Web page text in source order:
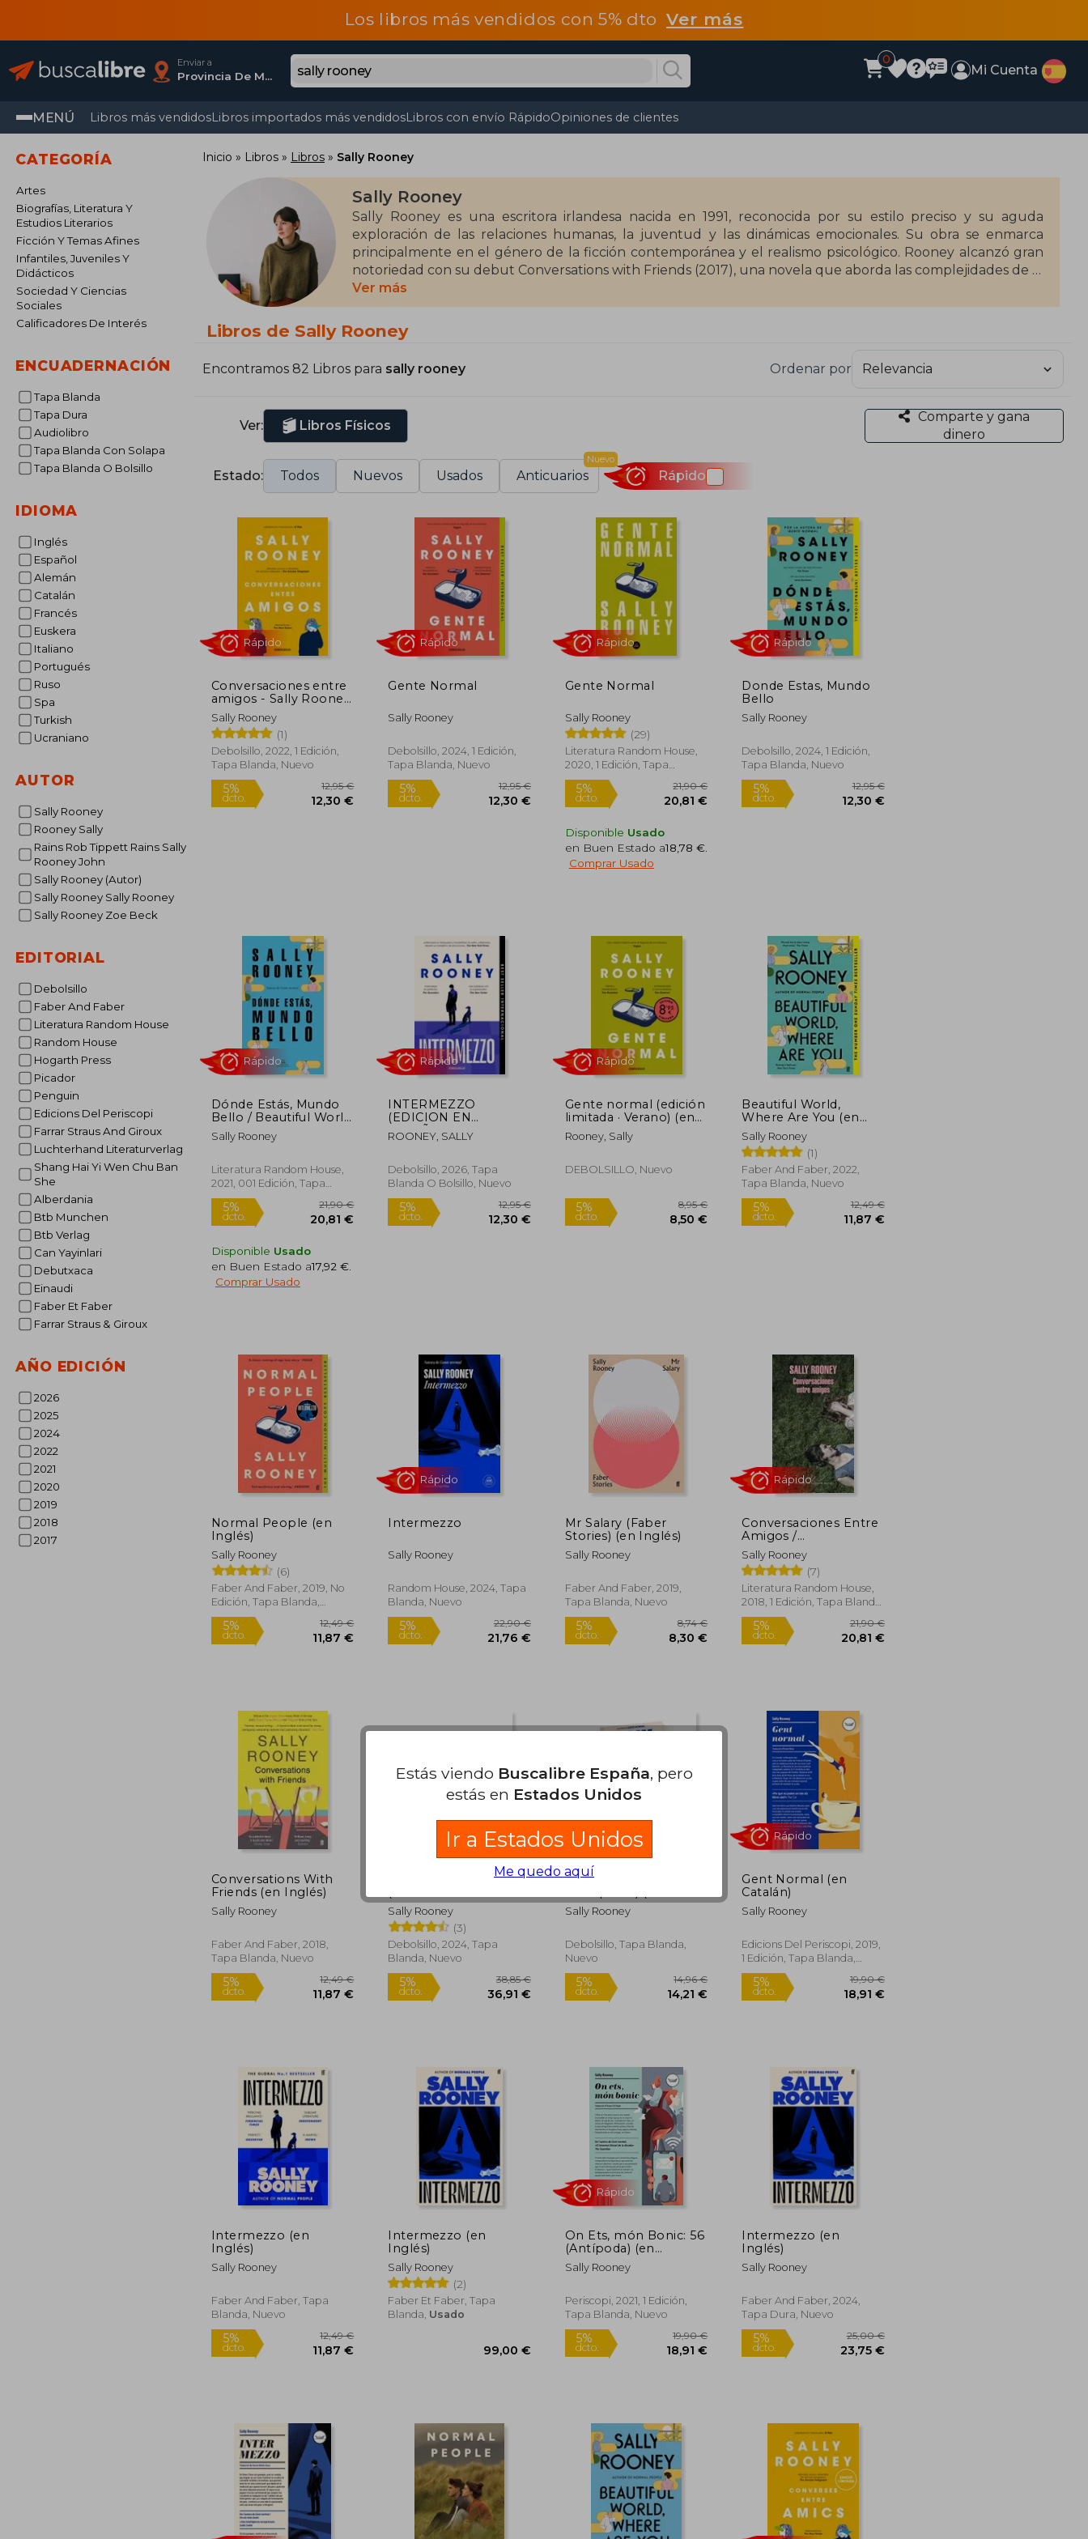
Los libros más vendidos con 5% dtoVer más
Enviar a
Provincia De Madrid
0
Mi Cuenta
MENÚ Libros más vendidosLibros importados más vendidosLibros con envío RápidoOpiniones de clientes
CATEGORÍA
Artes
Biografías, Literatura Y
Estudios Literarios
Ficción Y Temas Afines
Infantiles, Juveniles Y
Didácticos
Sociedad Y Ciencias
Sociales
Calificadores De Interés
ENCUADERNACIÓN
Tapa Blanda
Tapa Dura
Audiolibro
Tapa Blanda Con Solapa
Tapa Blanda O Bolsillo
IDIOMA
Inglés
Español
Alemán
Catalán
Francés
Euskera
Italiano
Portugués
Ruso
Spa
Turkish
Ucraniano
AUTOR
Sally Rooney
Rooney Sally
Rains Rob Tippett Rains Sally
Rooney John
Sally Rooney (Autor)
Sally Rooney Sally Rooney
Sally Rooney Zoe Beck
EDITORIAL
Debolsillo
Faber And Faber
Literatura Random House
Random House
Hogarth Press
Picador
Penguin
Edicions Del Periscopi
Farrar Straus And Giroux
Luchterhand Literaturverlag
Shang Hai Yi Wen Chu Ban
She
Alberdania
Btb Munchen
Btb Verlag
Can Yayinlari
Debutxaca
Einaudi
Faber Et Faber
Farrar Straus & Giroux
AÑO EDICIÓN
2026
2025
2024
2022
2021
2020
2019
2018
2017
Inicio Libros Libros Sally Rooney
Sally Rooney
Sally Rooney es una escritora irlandesa nacida en 1991, reconocida por su estilo preciso y su aguda
exploración de las relaciones humanas, la juventud y las dinámicas emocionales. Su obra se enmarca
principalmente en el género de la ficción contemporánea y el realismo psicológico. Rooney alcanzó gran
notoriedad con su debut Conversations with Friends (2017), una novela que aborda las complejidades de la
amistad y el amor.
Año y siendo adaptado a una exitosa serie de televisión. En 2021 publicó Beautiful World, Where Are You,
continuando con su estilo introspectivo y personajes profundos. Rooney ha sido aclamada por su
capacidad para capturar la naturaleza de las relaciones modernas, convirtiéndola en una de las voces más
Ver más
Libros de Sally Rooney
Encontramos 82 Libros para sally rooney Ordenar por
Ver: Libros Físicos
Comparte y gana
dinero
Estado: Todos Nuevos Usados Anticuarios
Nuevo
Rápido
Conversaciones entre
amigos - Sally Rooney
- Libro Físico
Sally Rooney
(1)
Debolsillo, 2022, 1 Edición,
Tapa Blanda, Nuevo
Rápido
Gente Normal
Sally Rooney
Debolsillo, 2024, 1 Edición,
Tapa Blanda, Nuevo
12,95 €
Gente Normal
Sally Rooney
(29)
Literatura Random House,
2020, 1 Edición, Tapa
Blanda, Nuevo
Disponible Usado
en Buen Estado a18,78 €.
Comprar Usado
Donde Estas, Mundo
Bello
Sally Rooney
Debolsillo, 2024, 1 Edición,
Tapa Blanda, Nuevo
Dónde Estás, Mundo
Bello / Beautiful World,
Where Are You
Sally Rooney
Literatura Random House,
2021, 001 Edición, Tapa
Blanda, Nuevo
dcto.
Rápido
Disponible Usado
en Buen Estado a17,92 €
Comprar Usado
INTERMEZZO
(EDICION EN
ESPAÑOL)
ROONEY, SALLY
Debolsillo, 2026, Tapa
Blanda O Bolsillo, Nuevo
dcto. 12,30 €
Rápido
Gente normal (edición
limitada · Verano) (en
spa)
Rooney, Sally
DEBOLSILLO, Nuevo
dcto. 8,50 €
Beautiful World,
Where Are You (en
Inglés)
Sally Rooney
(1)
Faber And Faber, 2022,
Tapa Blanda, Nuevo
dcto.
Normal People (en
Inglés)
Sally Rooney
(6)
Faber And Faber, 2019, No
Edición, Tapa Blanda,
Nuevo
5%
dcto.
Intermezzo
Sally Rooney
Random House, 2024, Tapa
Blanda, Nuevo
22,90 €
21,76 €
Rápido
Mr Salary (Faber
Stories) (en Inglés)
Sally Rooney
Faber And Faber, 2019,
Tapa Blanda, Nuevo
8,74 €
8,30 €
Conversaciones Entre
Amigos /
Conversations with
Friends
Sally Rooney
(7)
Literatura Random House,
2018, 1 Edición, Tapa Blanda,
Nuevo
5%
dcto.
Rápido
Conversations With
Friends (en Inglés)
Sally Rooney
Faber And Faber, 2018,
Tapa Blanda, Nuevo
5%
Estuche Sally Rooney
normal |
Conversaciones entre
amigos | Dónde estás,
mundo bello)
Sally Rooney
(3)
Debolsillo, 2024, Tapa
Blanda, Nuevo
5% 38,85 €
Intermezzo (Edición
Limitada · Navidad
Grandes Éxitos)
Sally Rooney
Debolsillo, Tapa Blanda,
Nuevo
5% 14,96 €
Gent Normal (en
Catalán)
Sally Rooney
Edicions Del Periscopi, 2019,
1 Edición, Tapa Blanda,
Nuevo
5%
Intermezzo (en
Inglés)
Sally Rooney
Faber And Faber, Tapa
Blanda, Nuevo
Intermezzo (en
Inglés)
Sally Rooney
(2)
Faber Et Faber, Tapa
Blanda, Usado
On Ets, món Bonic: 56
(Antípoda) (en
Catalán)
Sally Rooney
Periscopi, 2021, 1 Edición,
Tapa Blanda, Nuevo
Rápido
Intermezzo (en
Inglés)
Sally Rooney
Faber And Faber, 2024,
Tapa Dura, Nuevo
Estás viendo Buscalibre España, pero
estás en Estados Unidos
Ir a Estados Unidos
Me quedo aquí